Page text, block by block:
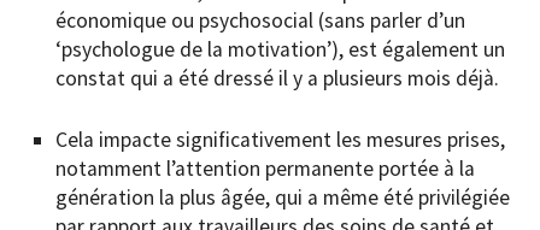
économique ou psychosocial (sans parler d’un
‘psychologue de la motivation’), est également un
constat qui a été dressé il y a plusieurs mois déjà.
Cela impacte significativement les mesures prises,
notamment l’attention permanente portée à la
génération la plus âgée, qui a même été privilégiée